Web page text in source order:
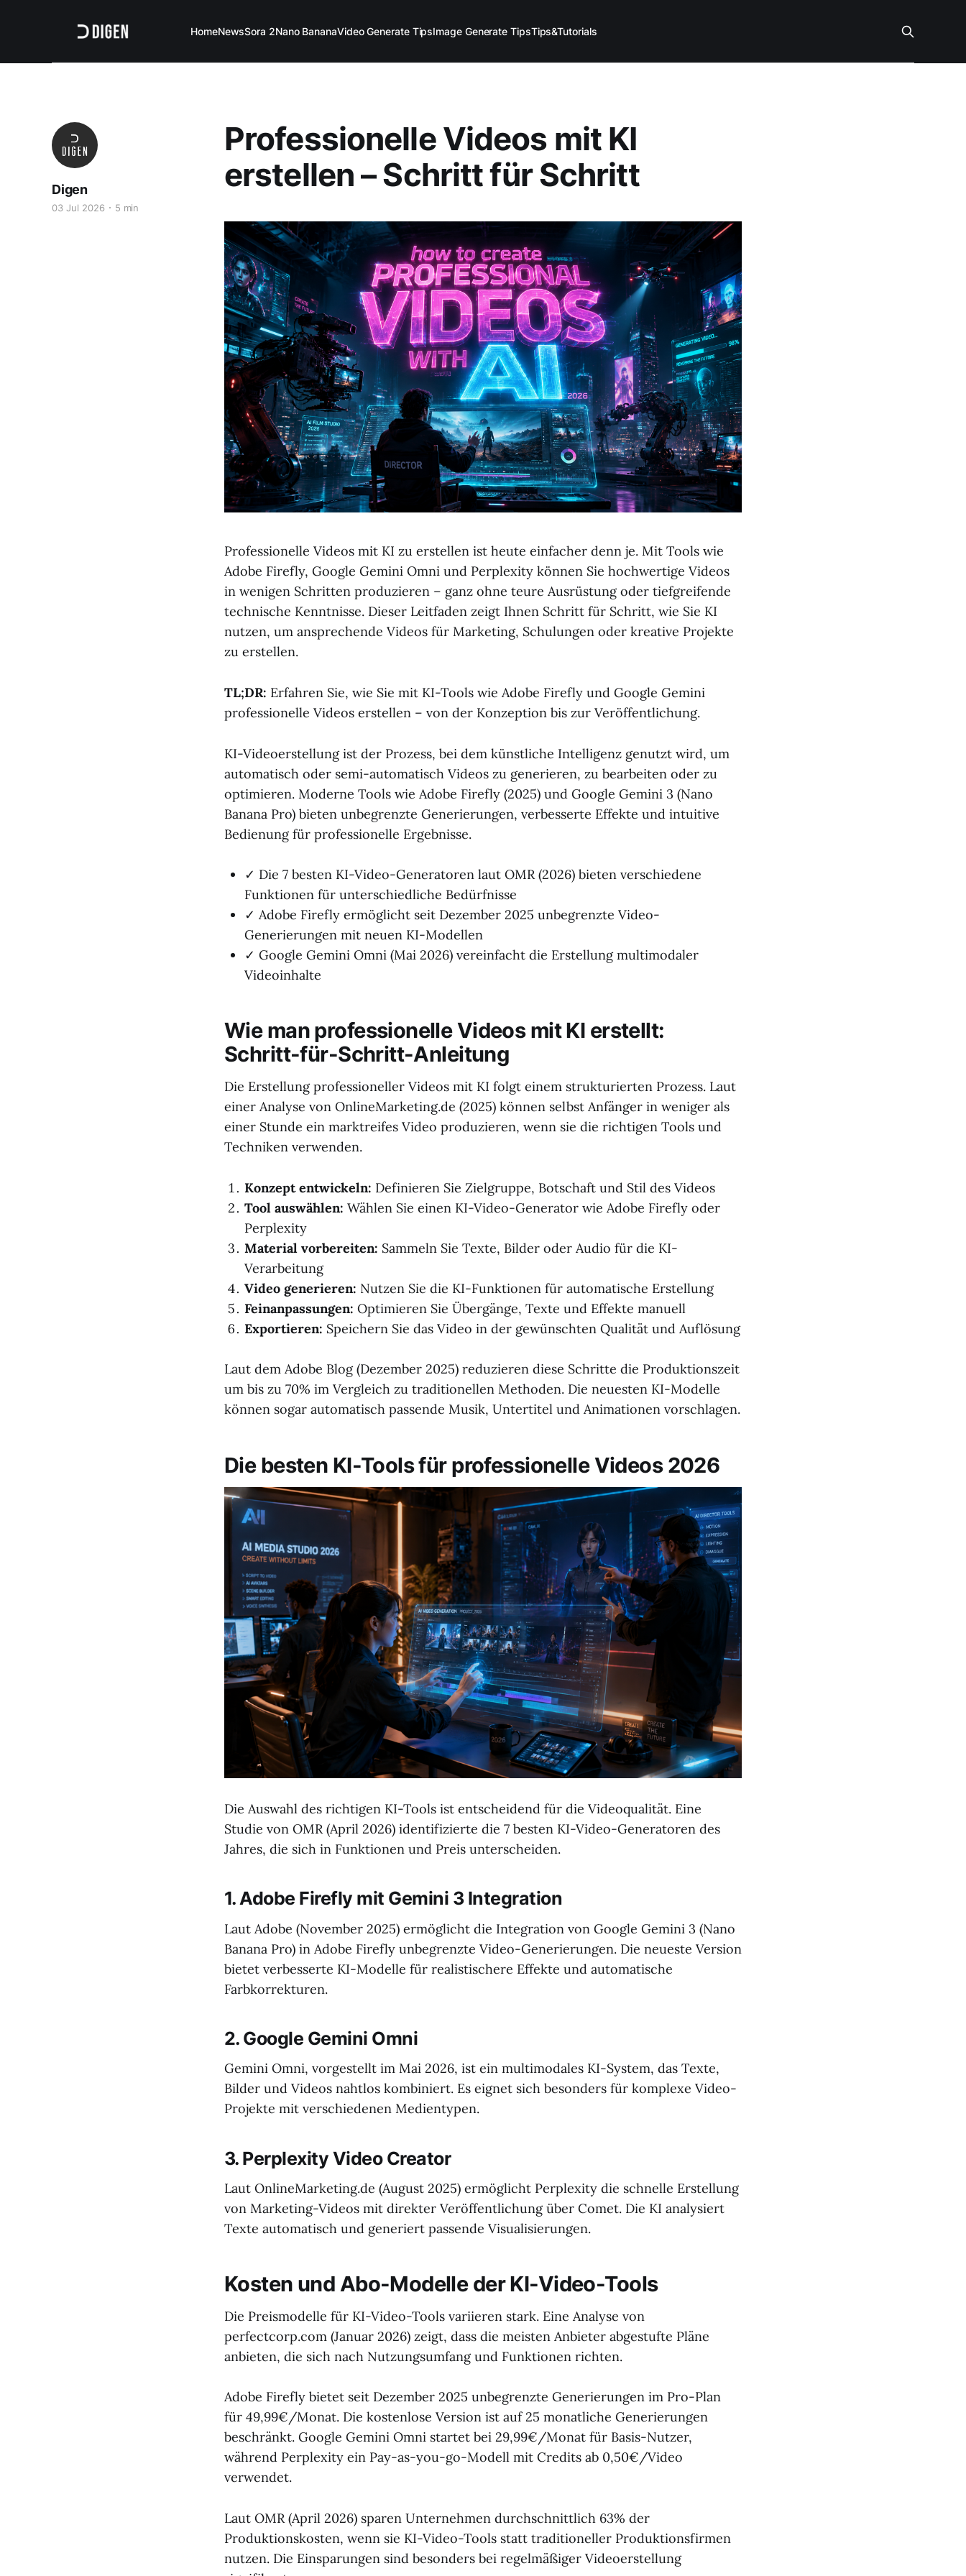
HomeNewsSora 2Nano BananaVideo Generate TipsImage Generate TipsTips&Tutorials
Professionelle Videos mit KI
erstellen – Schritt für Schritt
Digen
03 Jul 2026 5 min
Professionelle Videos mit KI zu erstellen ist heute einfacher denn je. Mit Tools wie
Adobe Firefly, Google Gemini Omni und Perplexity können Sie hochwertige Videos
in wenigen Schritten produzieren – ganz ohne teure Ausrüstung oder tiefgreifende
technische Kenntnisse. Dieser Leitfaden zeigt Ihnen Schritt für Schritt, wie Sie KI
nutzen, um ansprechende Videos für Marketing, Schulungen oder kreative Projekte
zu erstellen.
TL;DR: Erfahren Sie, wie Sie mit KI-Tools wie Adobe Firefly und Google Gemini
professionelle Videos erstellen – von der Konzeption bis zur Veröffentlichung.
KI-Videoerstellung ist der Prozess, bei dem künstliche Intelligenz genutzt wird, um
automatisch oder semi-automatisch Videos zu generieren, zu bearbeiten oder zu
optimieren. Moderne Tools wie Adobe Firefly (2025) und Google Gemini 3 (Nano
Banana Pro) bieten unbegrenzte Generierungen, verbesserte Effekte und intuitive
Bedienung für professionelle Ergebnisse.
✓ Die 7 besten KI-Video-Generatoren laut OMR (2026) bieten verschiedene
Funktionen für unterschiedliche Bedürfnisse
✓ Adobe Firefly ermöglicht seit Dezember 2025 unbegrenzte Video-
Generierungen mit neuen KI-Modellen
✓ Google Gemini Omni (Mai 2026) vereinfacht die Erstellung multimodaler
Videoinhalte
Wie man professionelle Videos mit KI erstellt:
Schritt-für-Schritt-Anleitung
Die Erstellung professioneller Videos mit KI folgt einem strukturierten Prozess. Laut
einer Analyse von OnlineMarketing.de (2025) können selbst Anfänger in weniger als
einer Stunde ein marktreifes Video produzieren, wenn sie die richtigen Tools und
Techniken verwenden.
Konzept entwickeln: Definieren Sie Zielgruppe, Botschaft und Stil des Videos
Tool auswählen: Wählen Sie einen KI-Video-Generator wie Adobe Firefly oder
Perplexity
Material vorbereiten: Sammeln Sie Texte, Bilder oder Audio für die KI-
Verarbeitung
Video generieren: Nutzen Sie die KI-Funktionen für automatische Erstellung
Feinanpassungen: Optimieren Sie Übergänge, Texte und Effekte manuell
Exportieren: Speichern Sie das Video in der gewünschten Qualität und Auflösung
Laut dem Adobe Blog (Dezember 2025) reduzieren diese Schritte die Produktionszeit
um bis zu 70% im Vergleich zu traditionellen Methoden. Die neuesten KI-Modelle
können sogar automatisch passende Musik, Untertitel und Animationen vorschlagen.
Die besten KI-Tools für professionelle Videos 2026
Die Auswahl des richtigen KI-Tools ist entscheidend für die Videoqualität. Eine
Studie von OMR (April 2026) identifizierte die 7 besten KI-Video-Generatoren des
Jahres, die sich in Funktionen und Preis unterscheiden.
1. Adobe Firefly mit Gemini 3 Integration
Laut Adobe (November 2025) ermöglicht die Integration von Google Gemini 3 (Nano
Banana Pro) in Adobe Firefly unbegrenzte Video-Generierungen. Die neueste Version
bietet verbesserte KI-Modelle für realistischere Effekte und automatische
Farbkorrekturen.
2. Google Gemini Omni
Gemini Omni, vorgestellt im Mai 2026, ist ein multimodales KI-System, das Texte,
Bilder und Videos nahtlos kombiniert. Es eignet sich besonders für komplexe Video-
Projekte mit verschiedenen Medientypen.
3. Perplexity Video Creator
Laut OnlineMarketing.de (August 2025) ermöglicht Perplexity die schnelle Erstellung
von Marketing-Videos mit direkter Veröffentlichung über Comet. Die KI analysiert
Texte automatisch und generiert passende Visualisierungen.
Kosten und Abo-Modelle der KI-Video-Tools
Die Preismodelle für KI-Video-Tools variieren stark. Eine Analyse von
perfectcorp.com (Januar 2026) zeigt, dass die meisten Anbieter abgestufte Pläne
anbieten, die sich nach Nutzungsumfang und Funktionen richten.
Adobe Firefly bietet seit Dezember 2025 unbegrenzte Generierungen im Pro-Plan
für 49,99€/Monat. Die kostenlose Version ist auf 25 monatliche Generierungen
beschränkt. Google Gemini Omni startet bei 29,99€/Monat für Basis-Nutzer,
während Perplexity ein Pay-as-you-go-Modell mit Credits ab 0,50€/Video
verwendet.
Laut OMR (April 2026) sparen Unternehmen durchschnittlich 63% der
Produktionskosten, wenn sie KI-Video-Tools statt traditioneller Produktionsfirmen
nutzen. Die Einsparungen sind besonders bei regelmäßiger Videoerstellung